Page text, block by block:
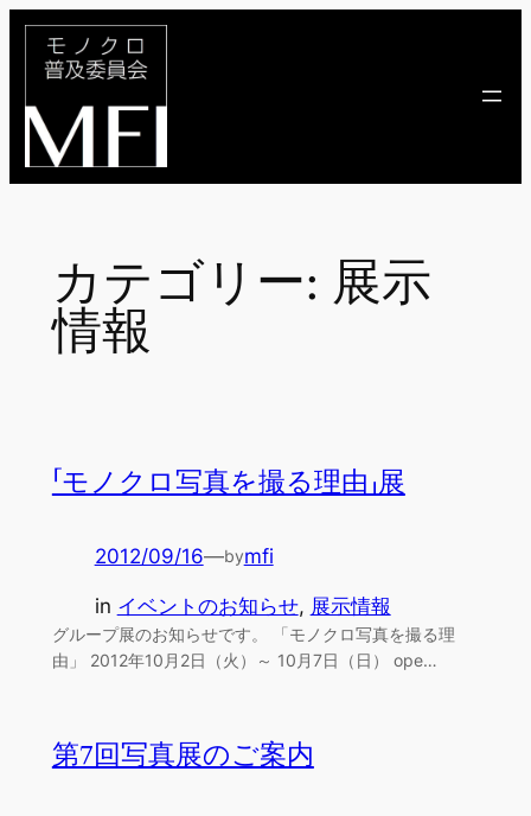
内
ッ
カテゴリー: 展示
情報
「モノクロ写真を撮る理由」展
2012/09/16—bymfi
in イベントのお知らせ, 展示情報
グループ展のお知らせです。 「モノクロ写真を撮る理
由」 2012年10月2日（火）～ 10月7日（日） ope…
第7回写真展のご案内